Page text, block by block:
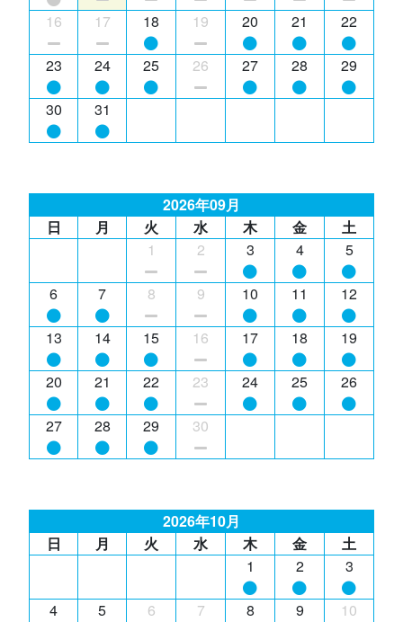
16 17 18 19 20 21 22
23 24 25 26 27 28 29
30 31
2026年09月
日
月 火 水 木 金
土
1
2 3 4 5
6 7 8 9 10 11 12
13 14 15 16 17 18 19
20 21 22 23 24 25 26
27 28 29 30
2026年10月
日
月 火 水 木 金
土
1
2 3
4 5 6 7 8 9 10